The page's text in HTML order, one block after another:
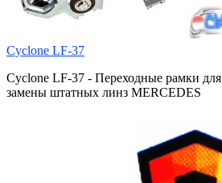
Cyclone LF-37
Cyclone LF-37 - Переходные рамки для
замены штатных линз MERCEDES